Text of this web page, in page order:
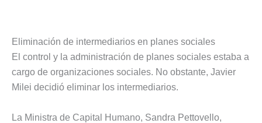
Eliminación de intermediarios en planes sociales
El control y la administración de planes sociales estaba a
cargo de organizaciones sociales. No obstante, Javier
Milei decidió eliminar los intermediarios.
La Ministra de Capital Humano, Sandra Pettovello,